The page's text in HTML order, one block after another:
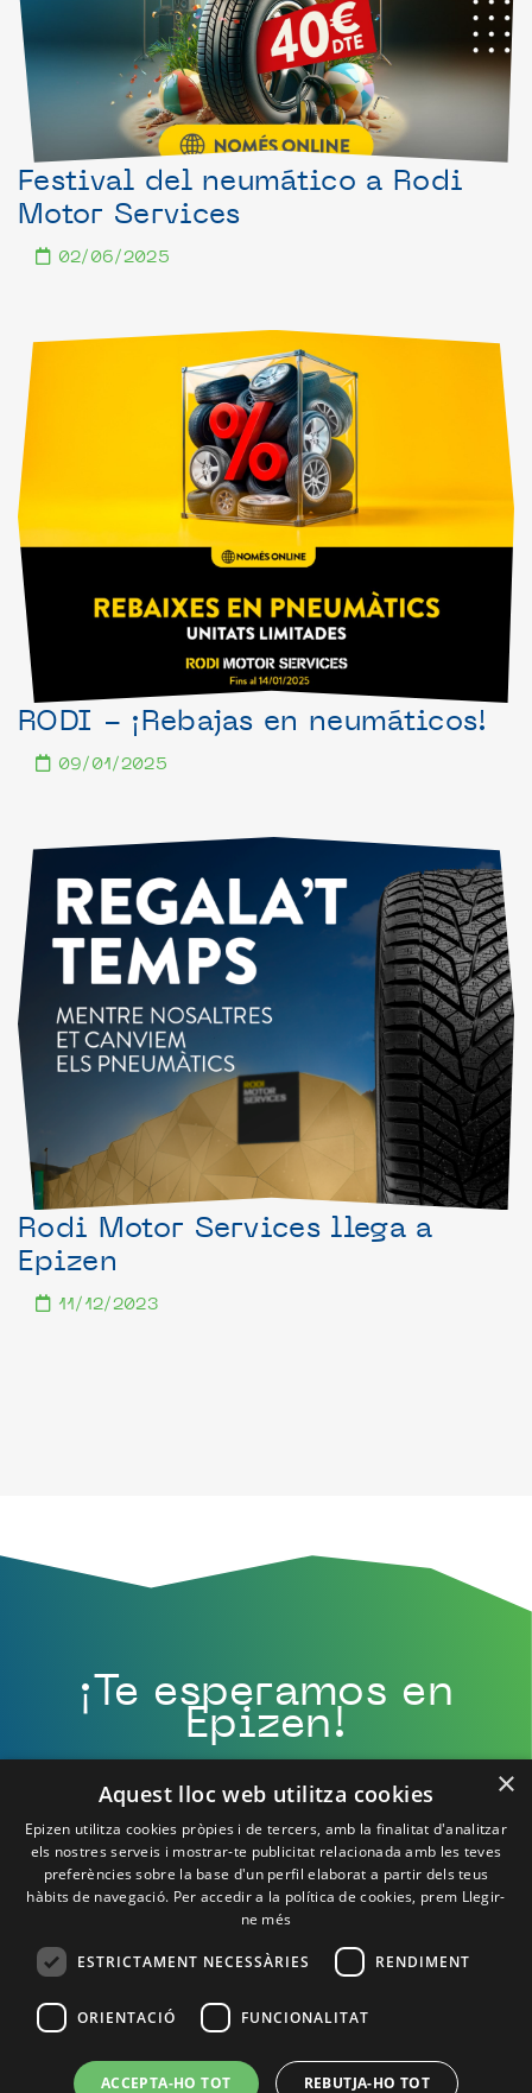
Festival del neumático a Rodi
Motor Services
02/06/2025
RODI - ¡Rebajas en neumáticos!
09/01/2025
Rodi Motor Services llega a
Epizen
11/12/2023
¡Te esperamos en
Epizen!
Política de Privacidad
Política de cookies
×
Aquest lloc web utilitza cookies
Epizen utilitza cookies pròpies i de tercers, amb la finalitat d'analitzar
els nostres serveis i mostrar-te publicitat relacionada amb les teves
preferències sobre la base d'un perfil elaborat a partir dels teus
hàbits de navegació. Per accedir a la política de cookies, prem Llegir-
ne més
ESTRICTAMENT NECESSÀRIES RENDIMENT
ORIENTACIÓ FUNCIONALITAT
ACCEPTA-HO TOT REBUTJA-HO TOT